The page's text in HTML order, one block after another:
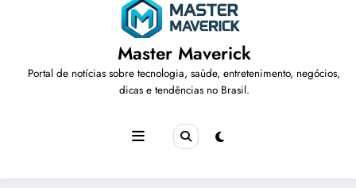
Master Maverick
Portal de notícias sobre tecnologia, saúde, entretenimento, negócios,
dicas e tendências no Brasil.